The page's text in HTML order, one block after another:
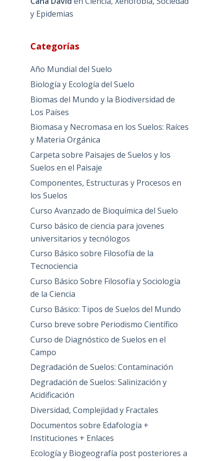
y Epidemias
Categorías
Año Mundial del Suelo
Biología y Ecología del Suelo
Biomas del Mundo y la Biodiversidad de
Los Países
Biomasa y Necromasa en los Suelos: Raíces
y Materia Orgánica
Carpeta sobre Paisajes de Suelos y los
Suelos en el Paisaje
Componentes, Estructuras y Procesos en
los Suelos
Curso Avanzado de Bioquímica del Suelo
Curso básico de ciencia para jovenes
universitarios y tecnólogos
Curso Básico sobre Filosofía de la
Tecnociencia
Curso Básico Sobre Filosofía y Sociología
de la Ciencia
Curso Básico: Tipos de Suelos del Mundo
Curso breve sobre Periodismo Científico
Curso de Diagnóstico de Suelos en el
Campo
Degradación de Suelos: Contaminación
Degradación de Suelos: Salinización y
Acidificación
Diversidad, Complejidad y Fractales
Documentos sobre Edafología +
Instituciones + Enlaces
Ecología y Biogeografía post posteriores a